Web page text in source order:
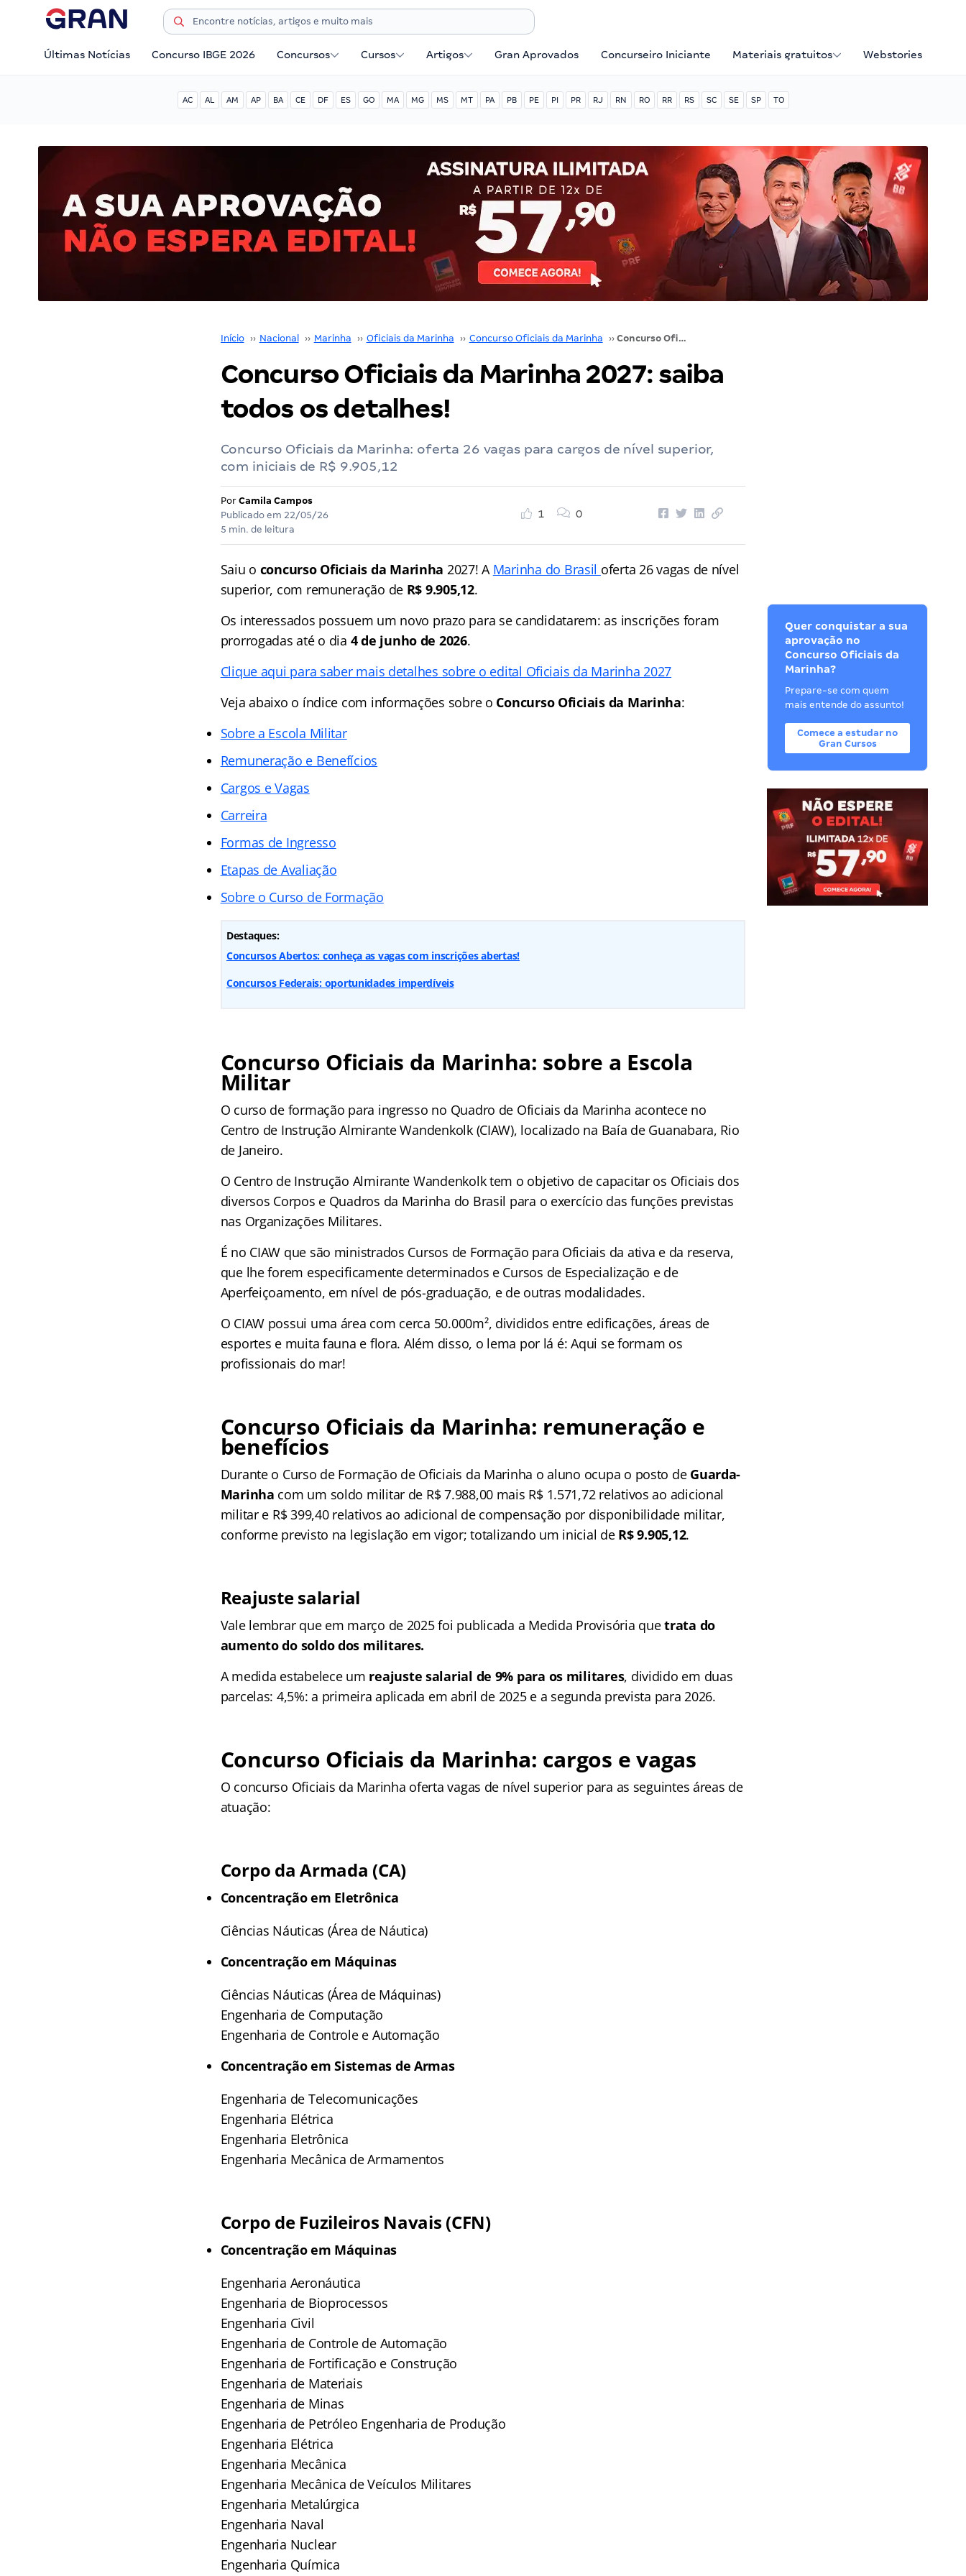
Últimas Notícias Concurso IBGE 2026 Concursos Cursos Artigos Gran Aprovados Concurseiro Iniciante Materiais gratuitos Webstories
AC AL AM AP BA CE DF ES GO MA MG MS MT PA PB PE PI PR RJ RN RO RR RS SC SE SP TO
Início ›› Nacional ›› Marinha ›› Oficiais da Marinha ›› Concurso Oficiais da Marinha ›› Concurso Oficiais da Marinha 2027: saiba todos os detalhes!
Concurso Oficiais da Marinha 2027: saiba
todos os detalhes!
Concurso Oficiais da Marinha: oferta 26 vagas para cargos de nível superior,
com iniciais de R$ 9.905,12
Por Camila Campos
Publicado em 22/05/26
5 min. de leitura
1 0
Saiu o concurso Oficiais da Marinha 2027! A Marinha do Brasil oferta 26 vagas de nível
superior, com remuneração de R$ 9.905,12.
Os interessados possuem um novo prazo para se candidatarem: as inscrições foram
prorrogadas até o dia 4 de junho de 2026.
Clique aqui para saber mais detalhes sobre o edital Oficiais da Marinha 2027
Veja abaixo o índice com informações sobre o Concurso Oficiais da Marinha:
Sobre a Escola Militar
Remuneração e Benefícios
Cargos e Vagas
Carreira
Formas de Ingresso
Etapas de Avaliação
Sobre o Curso de Formação
Destaques:
Concursos Abertos: conheça as vagas com inscrições abertas!
Concursos Federais: oportunidades imperdíveis
Concurso Oficiais da Marinha: sobre a Escola
Militar
O curso de formação para ingresso no Quadro de Oficiais da Marinha acontece no
Centro de Instrução Almirante Wandenkolk (CIAW), localizado na Baía de Guanabara, Rio
de Janeiro.
O Centro de Instrução Almirante Wandenkolk tem o objetivo de capacitar os Oficiais dos
diversos Corpos e Quadros da Marinha do Brasil para o exercício das funções previstas
nas Organizações Militares.
É no CIAW que são ministrados Cursos de Formação para Oficiais da ativa e da reserva,
que lhe forem especificamente determinados e Cursos de Especialização e de
Aperfeiçoamento, em nível de pós-graduação, e de outras modalidades.
O CIAW possui uma área com cerca 50.000m², divididos entre edificações, áreas de
esportes e muita fauna e flora. Além disso, o lema por lá é: Aqui se formam os
profissionais do mar!
Concurso Oficiais da Marinha: remuneração e
benefícios
Durante o Curso de Formação de Oficiais da Marinha o aluno ocupa o posto de Guarda-
Marinha com um soldo militar de R$ 7.988,00 mais R$ 1.571,72 relativos ao adicional
militar e R$ 399,40 relativos ao adicional de compensação por disponibilidade militar,
conforme previsto na legislação em vigor; totalizando um inicial de R$ 9.905,12.
Reajuste salarial
Vale lembrar que em março de 2025 foi publicada a Medida Provisória quetrata do
aumento do soldo dos militares.
A medida estabelece um reajuste salarial de 9% para os militares, dividido em duas
parcelas: 4,5%: a primeira aplicada em abril de 2025 e a segunda prevista para 2026.
Concurso Oficiais da Marinha: cargos e vagas
O concurso Oficiais da Marinha oferta vagas de nível superior para as seguintes áreas de
atuação:
Corpo da Armada (CA)
Concentração em Eletrônica
Ciências Náuticas (Área de Náutica)
Concentração em Máquinas
Ciências Náuticas (Área de Máquinas)
Engenharia de Computação
Engenharia de Controle e Automação
Concentração em Sistemas de Armas
Engenharia de Telecomunicações
Engenharia Elétrica
Engenharia Eletrônica
Engenharia Mecânica de Armamentos
Corpo de Fuzileiros Navais (CFN)
Concentração em Máquinas
Engenharia Aeronáutica
Engenharia de Bioprocessos
Engenharia Civil
Engenharia de Controle de Automação
Engenharia de Fortificação e Construção
Engenharia de Materiais
Engenharia de Minas
Engenharia de Petróleo Engenharia de Produção
Engenharia Elétrica
Engenharia Mecânica
Engenharia Mecânica de Veículos Militares
Engenharia Metalúrgica
Engenharia Naval
Engenharia Nuclear
Engenharia Química
Quer conquistar a sua
aprovação no
Concurso Oficiais da
Marinha?
Prepare-se com quem
mais entende do assunto!
Comece a estudar no
Gran Cursos